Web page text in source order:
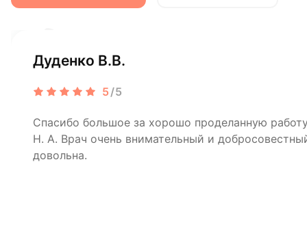
Дуденко В.В.
5/5
Спасибо большое за хорошо проделанную
Н. А. Врач очень внимательный и
довольна.